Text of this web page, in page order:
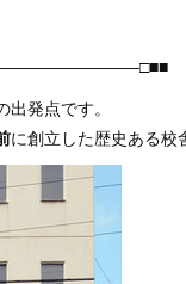
発点です。
に創立した歴史ある校